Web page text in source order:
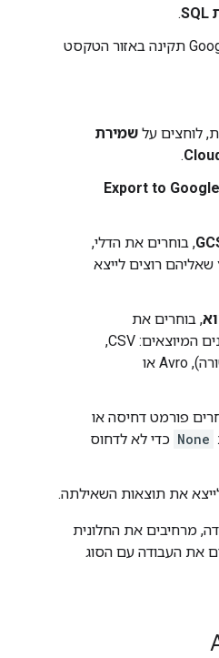
.
מזינים שאילתת GoogleSQL תקינה באזור הטקסט
עלשמירת
.
Export to
בוחרים את הדלי,
רוצים לייצא
את
הפורמט של הנתונים המיוצאים: CSV,‏
JSON (עם תווי שורה), Avro או
פורמט דחיסה או
כדי לא לדחוס
את תוצאות השאילתה.
את החלונית
העבודה עם הסוג